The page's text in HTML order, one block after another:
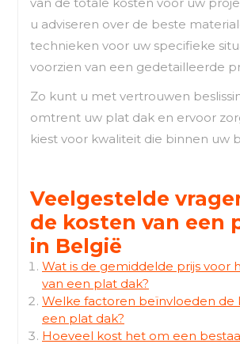
u adviseren over de beste
technieken voor uw specifieke
voorzien van een gedetailleerde
Zo kunt u met vertrouwen
omtrent uw plat dak en ervoor
kiest voor kwaliteit die binnen uw
Veelgestelde
de kosten van een
in België
Wat is de gemiddelde prijs voor
van een plat dak?
Welke factoren beïnvloeden de
een plat dak?
Hoeveel kost het om een